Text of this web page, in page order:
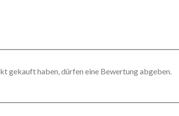
gekauft haben, dürfen eine Bewertung abgeben.